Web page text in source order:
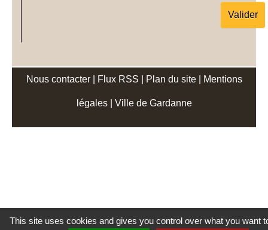
Nous contacter Flux RSS Plan du site Mentions
légales Ville de Gardanne
This site uses cookies and gives you control over what you want